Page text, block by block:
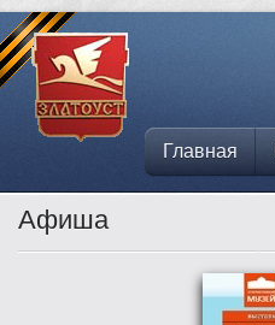
Главная
Афиша